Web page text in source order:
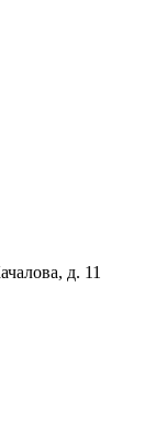
д. 11